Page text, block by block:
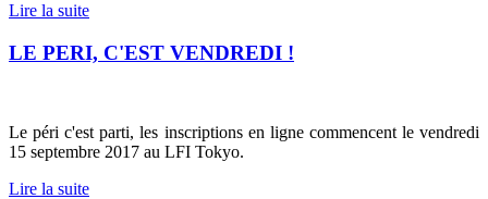
Lire la suite
LE PERI, C'EST VENDREDI !
Le péri c'est parti, les inscriptions en ligne commencent le vendredi
15 septembre 2017 au LFI Tokyo.
Lire la suite